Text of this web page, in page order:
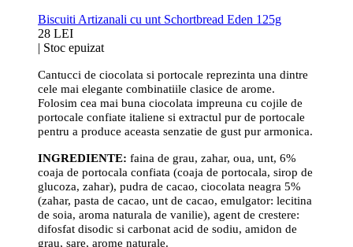
Biscuiti Artizanali cu unt Schortbread Eden 125g
28 LEI
| Stoc epuizat
Cantucci de ciocolata si portocale reprezinta una dintre
cele mai elegante combinatiile clasice de arome.
Folosim cea mai buna ciocolata impreuna cu cojile de
portocale confiate italiene si extractul pur de portocale
pentru a produce aceasta senzatie de gust pur armonica.
INGREDIENTE: faina de grau, zahar, oua, unt, 6%
coaja de portocala confiata (coaja de portocala, sirop de
glucoza, zahar), pudra de cacao, ciocolata neagra 5%
(zahar, pasta de cacao, unt de cacao, emulgator: lecitina
de soia, aroma naturala de vanilie), agent de crestere:
difosfat disodic si carbonat acid de sodiu, amidon de
grau, sare, arome naturale.